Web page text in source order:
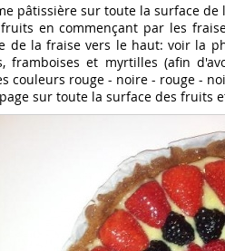
pâtissière sur toute la surface de
en commençant par les
de la fraise vers le haut: voir la
framboises et myrtilles (afin
couleurs rouge - noire - rouge -
sur toute la surface des fruits